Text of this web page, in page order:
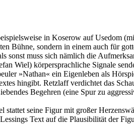
in Koserow auf Usedom
Bühne, sondern in einem auch für
sonst muss sich nämlich die
Wiel) körpersprachliche Signale
»Nathan« ein Eigenleben als
hingibt. Retzlaff verdichtet das
Begehren (eine Spur zu
seine Figur mit großer
Text auf die Plausibilität der